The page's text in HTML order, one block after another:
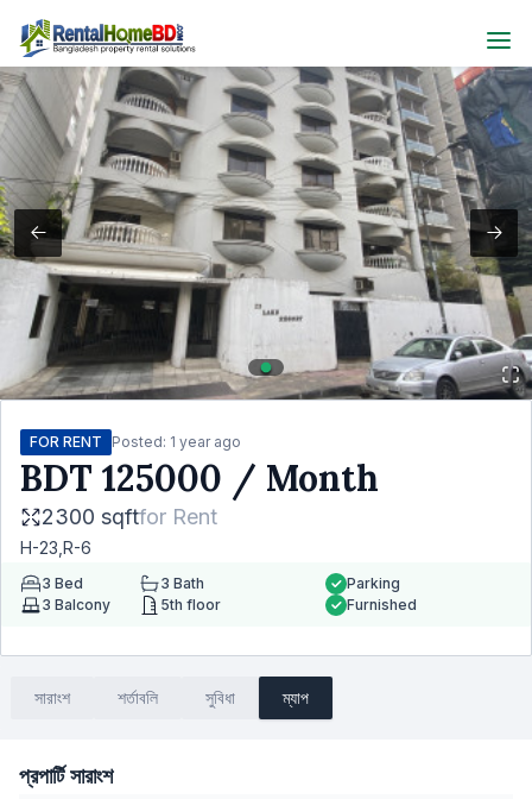
FOR RENT Posted: 1 year ago
BDT 125000 / Month
2300 sqftfor Rent
H-23,R-6
3 Bed 3 Bath
3 Balcony 5th floor
Parking
Furnished
সারাংশ শর্তাবলি সুবিধা ম্যাপ
প্রপার্টি সারাংশ